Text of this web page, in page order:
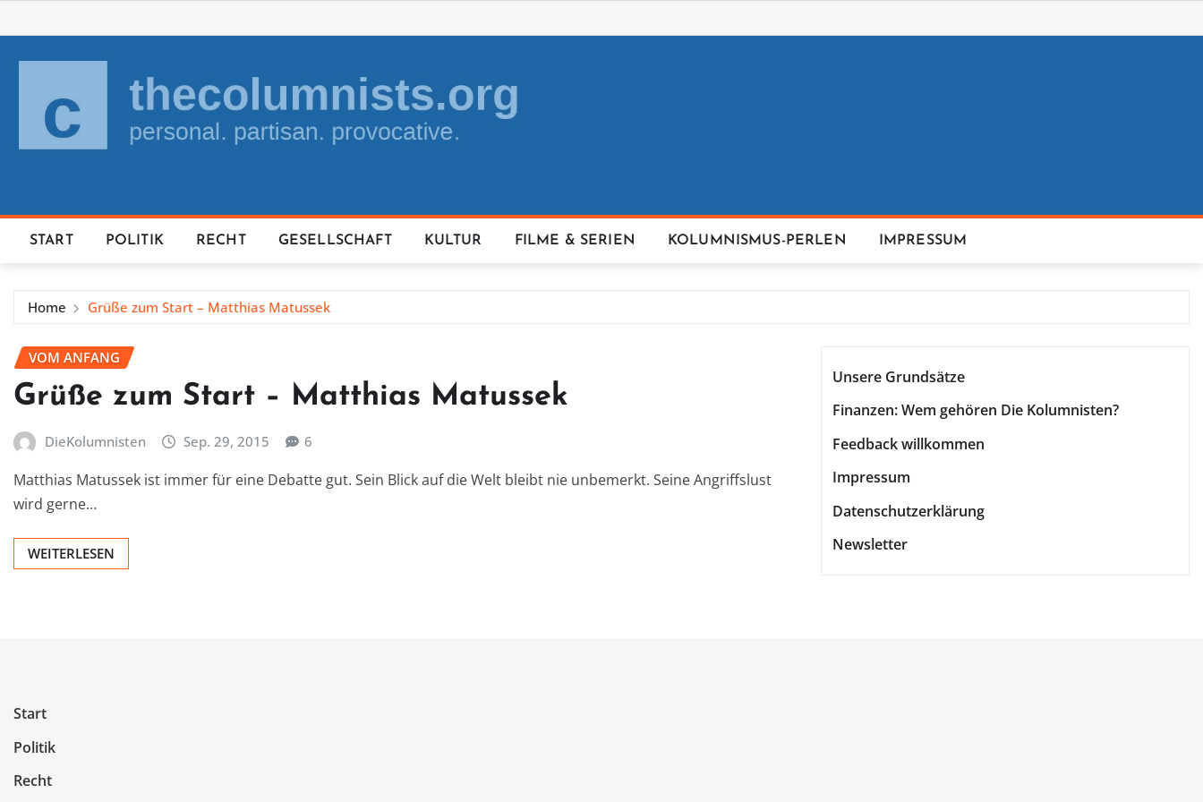
to
content
START POLITIK RECHT GESELLSCHAFT KULTUR FILME & SERIEN KOLUMNISMUS-PERLEN IMPRESSUM
Home Grüße zum Start – Matthias Matussek
VOM ANFANG
Grüße zum Start – Matthias Matussek
DieKolumnisten Sep. 29, 2015 6
Matthias Matussek ist immer für eine Debatte gut. Sein Blick auf die Welt bleibt nie unbemerkt. Seine Angriffslust
wird gerne…
WEITERLESEN
Unsere Grundsätze
Finanzen: Wem gehören Die Kolumnisten?
Feedback willkommen
Impressum
Datenschutzerklärung
Newsletter
Start
Politik
Recht